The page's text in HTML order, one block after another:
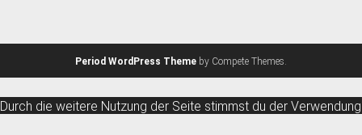
Period WordPress Theme by Compete Themes.
Durch die weitere Nutzung der Seite stimmst du der Verwendung